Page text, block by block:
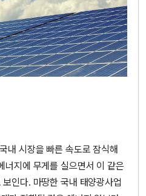
내 시장을 빠른 속도로 잠식해
너지에 무게를 실으면서 이 같은
인다. 마땅한 국내 태양광사업